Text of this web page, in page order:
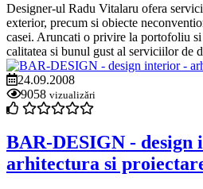
Designer-ul Radu Vitalaru ofera
exterior, precum si obiecte
casei. Aruncati o privire la portofoliu
calitatea si bunul gust al serviciilor de
24.09.2008
9058 vizualizări
BAR-DESIGN - design
arhitectura si